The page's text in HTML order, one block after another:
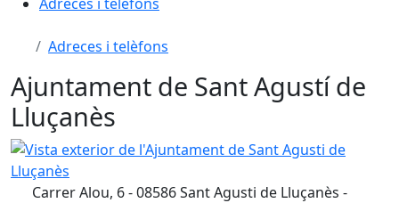
Adreces i telèfons
Ajuntament de Sant Agustí de
Lluçanès
Vista exterior de l'Ajuntament de Sant Agusti de Lluçanès
Carrer Alou, 6 - 08586 Sant Agusti de Lluçanès -